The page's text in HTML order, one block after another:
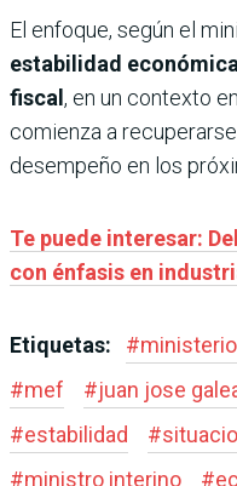
El enfoque, según el
estabilidad
fiscal , en un contexto
comienza a
desempeño en los
Te puede interesar:
con énfasis en
Etiquetas: #
#mef #juan jose
#estabilidad #
#ministro interino #